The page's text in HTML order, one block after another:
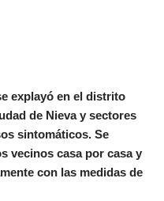
explayó en el distrito
de Nieva y sectores
sintomáticos. Se
vecinos casa por casa y
con las medidas de